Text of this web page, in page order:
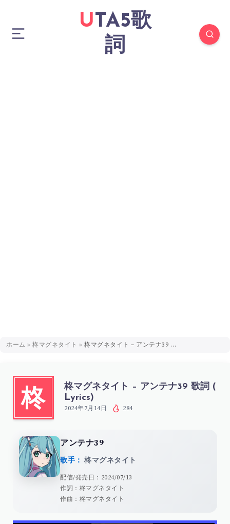
UTA5歌
詞
ホーム » 柊マグネタイト » 柊マグネタイト – アンテナ39 歌詞 ( Lyrics)
柊
柊マグネタイト – アンテナ39 歌詞 (
Lyrics)
2024年7月14日 284
アンテナ39
歌手： 柊マグネタイト
配信/発売日：2024/07/13
作詞：柊マグネタイト
作曲：柊マグネタイト